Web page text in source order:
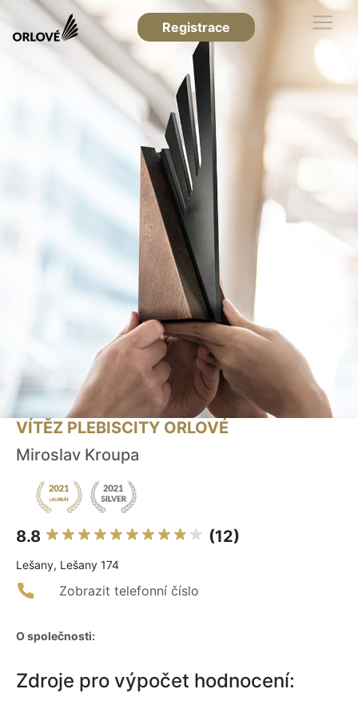
Registrace
VÍTĚZ PLEBISCITY ORLOVÉ
Miroslav Kroupa
8.8 (12)
Lešany, Lešany 174
Zobrazit telefonní číslo
O společnosti:
Zdroje pro výpočet hodnocení: